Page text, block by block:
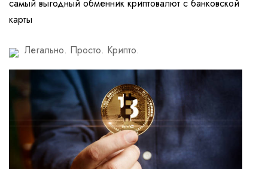
самый выгодный обменник криптовалют с банковской
карты
Легально. Просто. Крипто.